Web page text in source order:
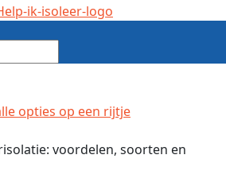
opties op een rijtje
voordelen, soorten en